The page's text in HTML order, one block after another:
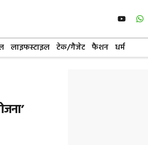
लाइफस्टाइल टेक/गैजेट फैशन धर्म